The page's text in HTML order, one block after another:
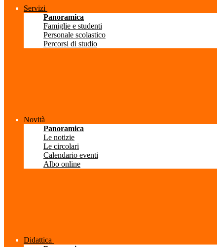
Servizi
Panoramica
Famiglie e studenti
Personale scolastico
Percorsi di studio
Novità
Panoramica
Le notizie
Le circolari
Calendario eventi
Albo online
Didattica